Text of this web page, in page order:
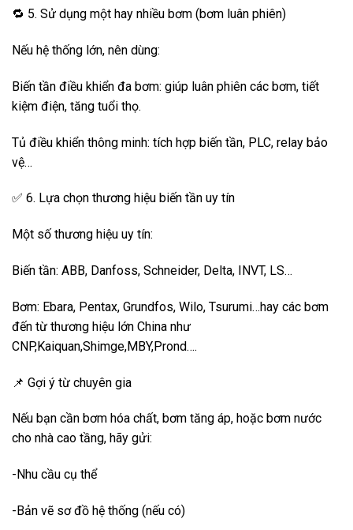
🔁 5. Sử dụng một hay nhiều bơm (bơm luân phiên)
Nếu hệ thống lớn, nên dùng:
Biến tần điều khiển đa bơm: giúp luân phiên các bơm, tiết
kiệm điện, tăng tuổi thọ.
Tủ điều khiển thông minh: tích hợp biến tần, PLC, relay bảo
vệ…
✅ 6. Lựa chọn thương hiệu biến tần uy tín
Một số thương hiệu uy tín:
Biến tần: ABB, Danfoss, Schneider, Delta, INVT, LS…
Bơm: Ebara, Pentax, Grundfos, Wilo, Tsurumi…hay các bơm
đến từ thương hiệu lớn China như
CNP,Kaiquan,Shimge,MBY,Prond….
📌 Gợi ý từ chuyên gia
Nếu bạn cần bơm hóa chất, bơm tăng áp, hoặc bơm nước
cho nhà cao tầng, hãy gửi:
-Nhu cầu cụ thể
-Bản vẽ sơ đồ hệ thống (nếu có)